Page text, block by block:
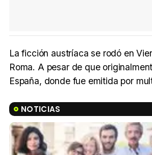
La ficción austríaca se rodó en
Roma. A pesar de que
España, donde fue emitida por
NOTICIAS